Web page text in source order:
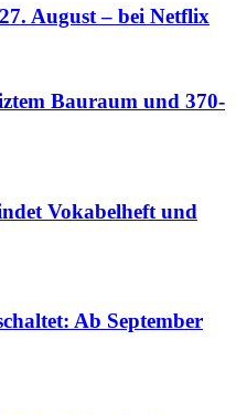
August – bei Netflix
Bauraum und 370-
Vokabelheft und
Ab September